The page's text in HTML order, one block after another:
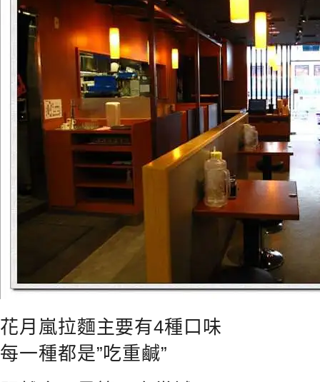
花月嵐拉麵主要有4種口味
每一種都是”吃重鹹”